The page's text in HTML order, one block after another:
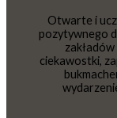
Otwarte i
pozytywnego
ciekawostki,